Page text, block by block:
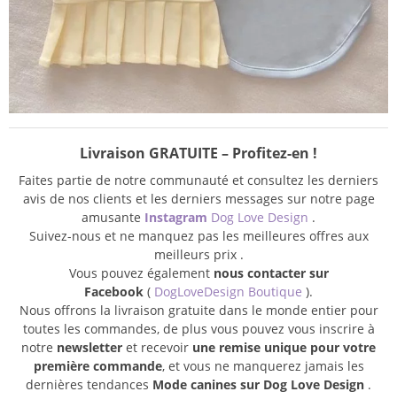
Livraison GRATUITE – Profitez-en !
Faites partie de notre communauté et consultez les derniers
avis de nos clients et les derniers messages sur notre page
amusante Instagram Dog Love Design .
Suivez-nous et ne manquez pas les meilleures offres aux
meilleurs prix .
Vous pouvez également nous contacter sur
Facebook ( DogLoveDesign Boutique ).
Nous offrons la livraison gratuite dans le monde entier pour
toutes les commandes, de plus vous pouvez vous inscrire à
notre newsletter et recevoir une remise unique pour votre
première commande, et vous ne manquerez jamais les
dernières tendances Mode canines sur Dog Love Design .